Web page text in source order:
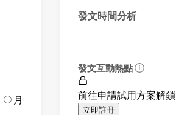
月
發文時間分析
發文互動熱點
前往申請試用方案解鎖
立即註冊